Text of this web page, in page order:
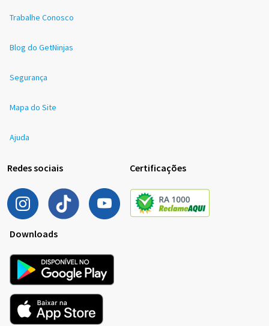
Trabalhe Conosco
Blog do GetNinjas
Segurança
Mapa do Site
Ajuda
Redes sociais Certificações
Downloads